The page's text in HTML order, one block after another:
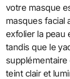
votre masque
masques facial
exfolier la peau
tandis que le
teint clair et